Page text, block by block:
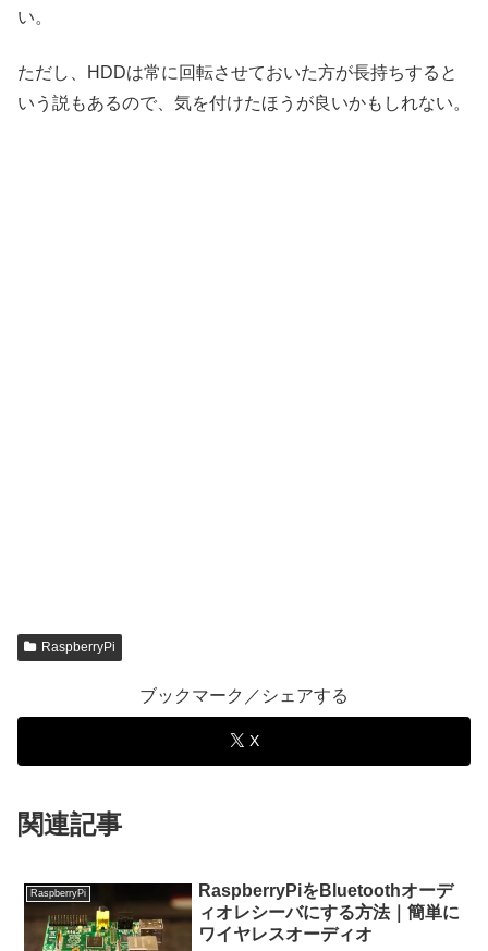
い。
ただし、HDDは常に回転させておいた方が長持ちすると
いう説もあるので、気を付けたほうが良いかもしれない。
RaspberryPi
ブックマーク／シェアする
X
関連記事
RaspberryPi
RaspberryPiをBluetoothオーデ
ィオレシーバにする方法｜簡単に
ワイヤレスオーディオ